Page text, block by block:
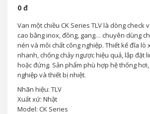
0 đ
Van một chiều CK Series TLV là dòng check
cao bằng inox, đồng, gang… chuyên dùng
nén và môi chất công nghiệp. Thiết kế đĩa lò
nhanh, chống chảy ngược hiệu quả, lắp đặt
hoặc đứng. Sản phẩm phù hợp hệ thống
nghiệp và thiết bị nhiệt.
Nhãn hiệu: TLV
Xuất xứ: Nhật
Model: CK Series